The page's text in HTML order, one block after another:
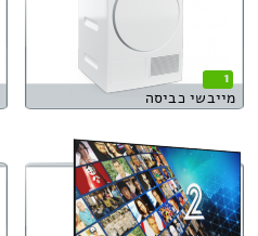
1
מייבשי כביסה